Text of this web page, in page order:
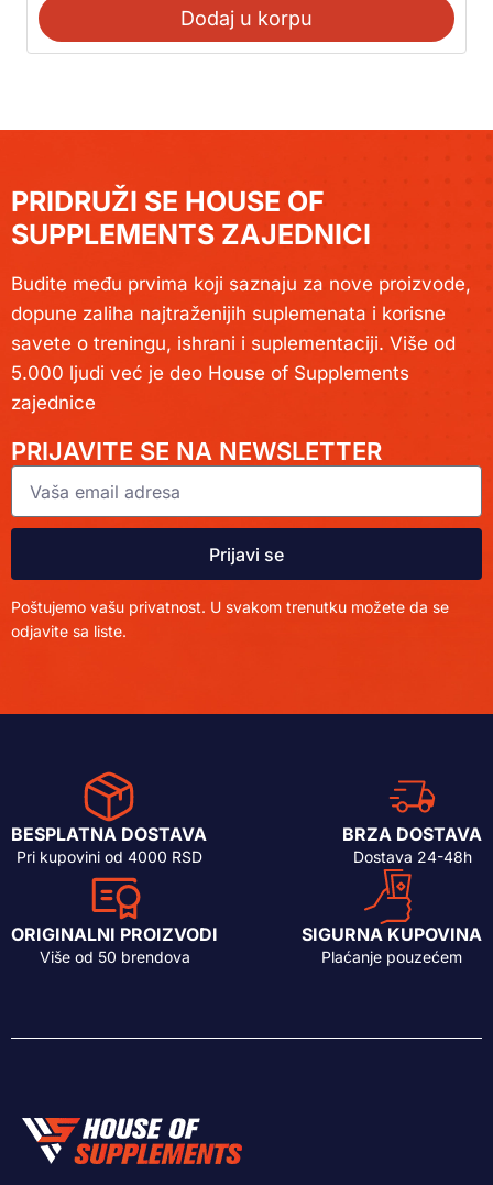
Dodaj u korpu
PRIDRUŽI SE HOUSE OF
SUPPLEMENTS ZAJEDNICI
Budite među prvima koji saznaju za nove proizvode,
dopune zaliha najtraženijih suplemenata i korisne
savete o treningu, ishrani i suplementaciji. Više od
5.000 ljudi već je deo House of Supplements
zajednice
PRIJAVITE SE NA NEWSLETTER
Prijavi se
Poštujemo vašu privatnost. U svakom trenutku možete da se
odjavite sa liste.
BESPLATNA DOSTAVA
Pri kupovini od 4000 RSD
BRZA DOSTAVA
Dostava 24-48h
ORIGINALNI PROIZVODI
Više od 50 brendova
SIGURNA KUPOVINA
Plaćanje pouzećem